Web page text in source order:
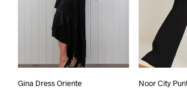
Gina Dress Oriente
Noor City